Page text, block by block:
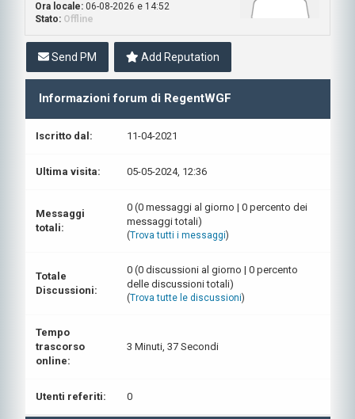
Ora locale: 06-08-2026 e 14:52
Stato: Offline
Send PM Add Reputation
Informazioni forum di RegentWGF
Iscritto dal: 11-04-2021
Ultima visita: 05-05-2024, 12:36
Messaggi
totali:
0 (0 messaggi al giorno | 0 percento dei
messaggi totali)
(Trova tutti i messaggi)
Totale
Discussioni:
0 (0 discussioni al giorno | 0 percento
delle discussioni totali)
(Trova tutte le discussioni)
Tempo
trascorso
online:
3 Minuti, 37 Secondi
Utenti referiti: 0